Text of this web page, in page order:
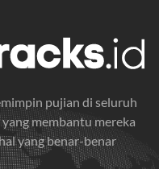
pujian di seluruh
membantu mereka
yang benar-benar